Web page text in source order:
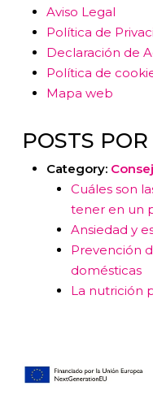
Aviso Legal
Política de
Declaración de
Política de
Mapa web
POSTS
Category:
Cuáles son
tener en un
Ansiedad y
Prevención
domésticas
La nutrición